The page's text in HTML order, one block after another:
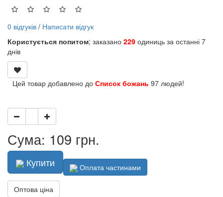
0 відгуків / Написати відгук
Користується попитом; заказано 229 одиниць за останні 7
днів
Цей товар добавлено до Список божань 97 людей!
Сума: 109 грн.
Купити Оплата частинами
Оптова ціна